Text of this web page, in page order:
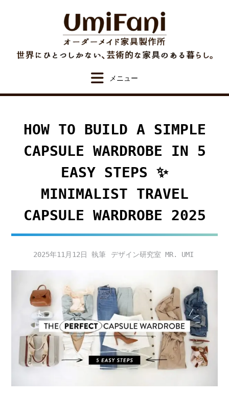
HOW TO BUILD A SIMPLE
CAPSULE WARDROBE IN 5
EASY STEPS ✨
MINIMALIST TRAVEL
CAPSULE WARDROBE 2025
2025年11月12日 デザイン研究室 MR. UMI